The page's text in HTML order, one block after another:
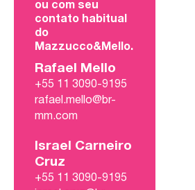
ou com seu
contato habitual
do
Mazzucco&Mello.
Rafael Mello
+55 11 3090-9195
rafael.mello@br-
mm.com
Israel Carneiro
Cruz
+55 11 3090-9195